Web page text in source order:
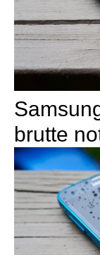
brutte